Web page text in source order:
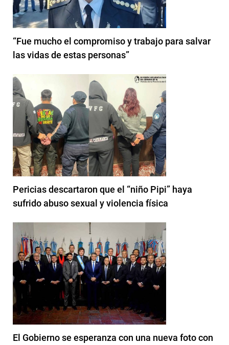
“Fue mucho el compromiso y trabajo para salvar
las vidas de estas personas”
Pericias descartaron que el “niño Pipi” haya
sufrido abuso sexual y violencia física
El Gobierno se esperanza con una nueva foto con